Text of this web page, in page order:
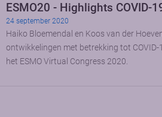
ESMO20 - Highlights COVID-
24 september 2020
Haiko Bloemendal en Koos van der
ontwikkelingen met betrekking tot
het ESMO Virtual Congress 2020.